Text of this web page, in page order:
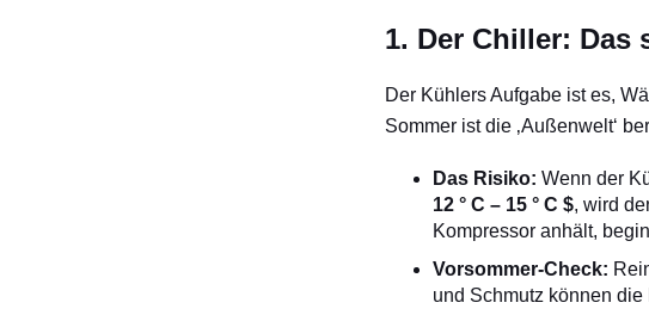
1. Der Chiller: Das
Der Kühlers Aufgabe ist es,
Sommer ist die ‚Außenwelt‘
Das Risiko: Wenn der
12 ° C – 15 ° C $, wird
Kompressor anhält,
Vorsommer-Check:
und Schmutz können